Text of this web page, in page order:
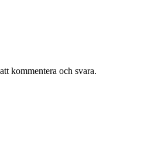
kommentera och svara.